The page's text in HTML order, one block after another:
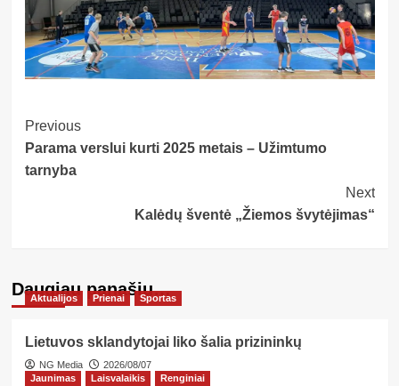
Post
Navigation
Previous
Parama verslui kurti 2025 metais – Užimtumo
tarnyba
Next
Kalėdų šventė „Žiemos švytėjimas“
Daugiau panašių…
Aktualijos Prienai Sportas
Lietuvos sklandytojai liko šalia prizininkų
NG Media
2026/08/07
Jaunimas
Laisvalaikis Renginiai